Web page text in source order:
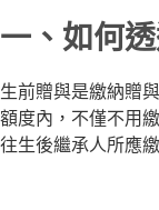
一、如何
生前贈與是繳納贈
額度內，不僅不用
往生後繼承人所應